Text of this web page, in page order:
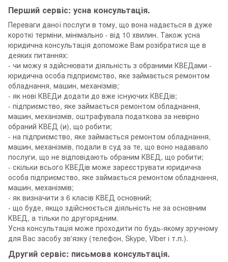
Перший сервіс: усна консультація.
Переваги даної послуги в тому, що вона надається в дуже
короткі терміни, мінімально - від 10 хвилин. Також усна
юридична консультація допоможе Вам розібратися ще в
деяких питаннях:
- чи можу я здійснювати діяльність з обраними КВЕДами -
юридична особа підприємство, яке займається ремонтом
обладнання, машин, механізмів;
- як нові КВЕДи додати до вже існуючих КВЕДів;
- підприємство, яке займається ремонтом обладнання,
машин, механізмів, оштрафувала податкова за невірно
обраний КВЕД (и), що робити;
- на підприємство, яке займається ремонтом обладнання,
машин, механізмів, подали в суд за те, що воно надавало
послуги, що не відповідають обраним КВЕД, що робити;
- скільки всього КВЕДів може зареєструвати юридична
особа підприємство, яке займається ремонтом обладнання,
машин, механізмів;
- як визначити з 6 класів КВЕД основний;
- що буде, якщо здійснюється діяльність не за основним
КВЕД, а тільки по другорядним.
Усна консультація може проходити по будь-якому зручному
для Вас засобу зв'язку (телефон, Skype, Viber і т.п.).
Другий сервіс: письмова консультація.